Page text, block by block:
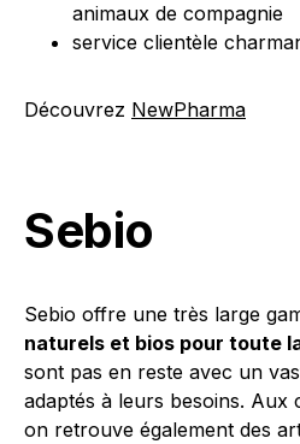
animaux de compagnie
service clientèle
Découvrez NewPharma
Sebio
Sebio offre une très large
naturels et bios pour toute
sont pas en reste avec un
adaptés à leurs besoins. Aux
on retrouve également des